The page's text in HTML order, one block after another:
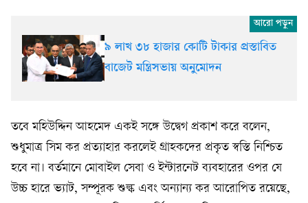
৯ লাখ ৩৮ হাজার কোটি টাকার প্রস্তাবিত
বাজেট মন্ত্রিসভায় অনুমোদন
তবে মহিউদ্দিন আহমেদ একই সঙ্গে উদ্বেগ প্রকাশ করে বলেন,
শুধুমাত্র সিম কর প্রত্যাহার করলেই গ্রাহকদের প্রকৃত স্বস্তি নিশ্চিত
হবে না। বর্তমানে মোবাইল সেবা ও ইন্টারনেট ব্যবহারের ওপর যে
উচ্চ হারে ভ্যাট, সম্পূরক শুল্ক এবং অন্যান্য কর আরোপিত রয়েছে,